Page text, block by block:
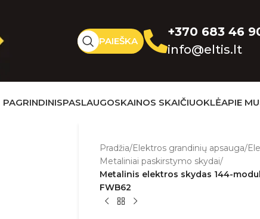
PAIEŠKA
+370 683 46
info@eltis.lt
PAGRINDINISPASLAUGOSKAINOS SKAIČIUOKLĖAPIE
Pradžia/Elektros grandinių apsauga/
Metaliniai paskirstymo skydai/
Metalinis elektros skydas 144-
FWB62